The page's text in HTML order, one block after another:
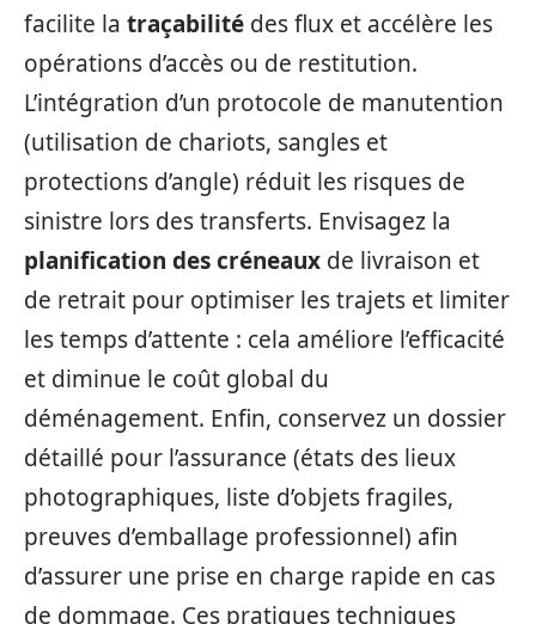
facilite la traçabilité des flux et accélère les
opérations d’accès ou de restitution.
L’intégration d’un protocole de manutention
(utilisation de chariots, sangles et
protections d’angle) réduit les risques de
sinistre lors des transferts. Envisagez la
planification des créneaux de livraison et
de retrait pour optimiser les trajets et limiter
les temps d’attente : cela améliore l’efficacité
et diminue le coût global du
déménagement. Enfin, conservez un dossier
détaillé pour l’assurance (états des lieux
photographiques, liste d’objets fragiles,
preuves d’emballage professionnel) afin
d’assurer une prise en charge rapide en cas
de dommage. Ces pratiques techniques